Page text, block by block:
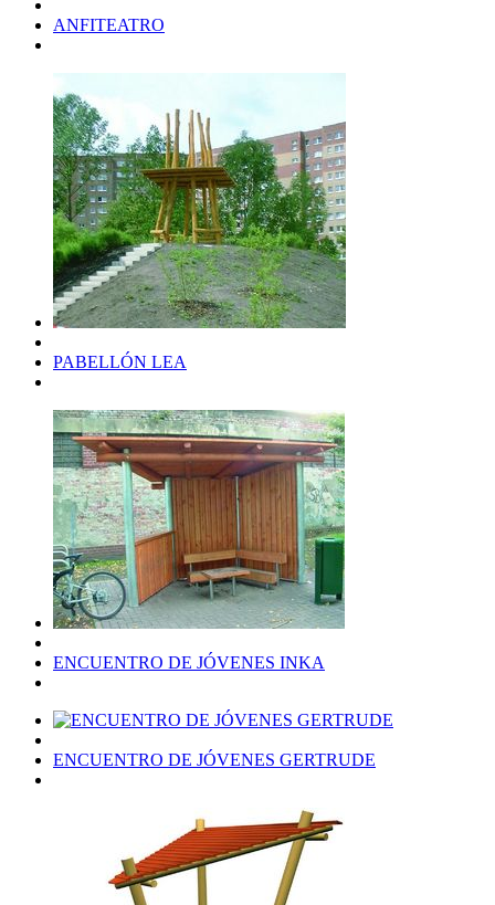
ANFITEATRO
PABELLÓN LEA
ENCUENTRO DE JÓVENES INKA
ENCUENTRO DE JÓVENES GERTRUDE